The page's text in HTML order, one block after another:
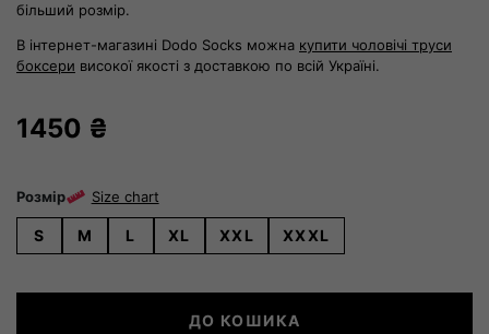
більший розмір.
В інтернет-магазині Dodo Socks можна купити чоловічі труси
боксери високої якості з доставкою по всій Україні.
1450 ₴
Розмір Size chart
S M L XL XXL XXXL
ДО КОШИКА